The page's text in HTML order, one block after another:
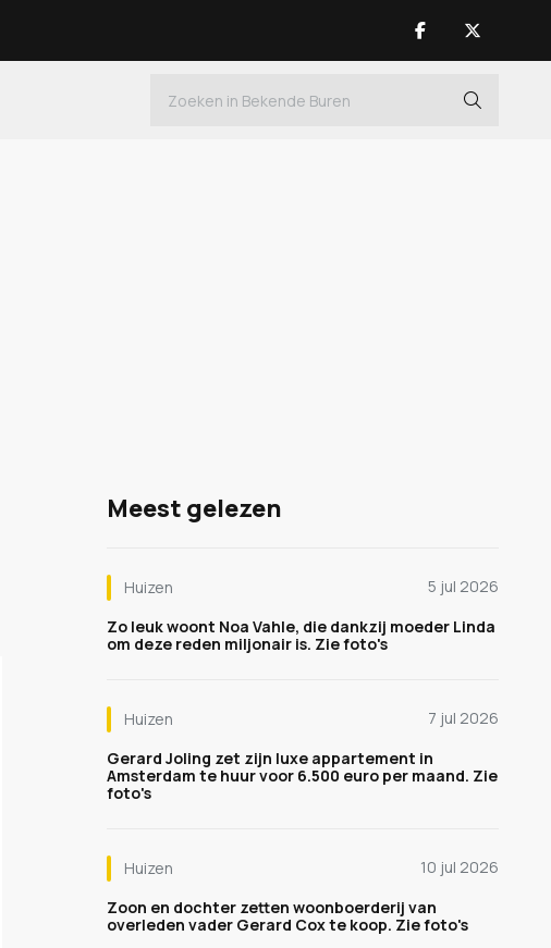
Meest gelezen
Huizen
5 jul 2026
Zo leuk woont Noa Vahle, die dankzij moeder Linda
om deze reden miljonair is. Zie foto's
Huizen
7 jul 2026
Gerard Joling zet zijn luxe appartement in
Amsterdam te huur voor 6.500 euro per maand. Zie
foto's
Huizen
10 jul 2026
Zoon en dochter zetten woonboerderij van
overleden vader Gerard Cox te koop. Zie foto's